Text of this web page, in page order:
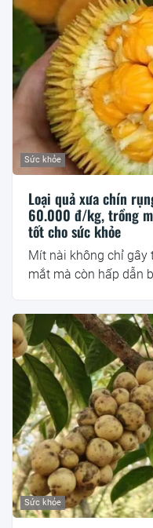
Sức khỏe
Loại quả xưa chín
60.000 đ/kg, trồng
tốt cho sức khỏe
Mít nài không chỉ gây
mắt mà còn hấp dẫn
Sức khỏe